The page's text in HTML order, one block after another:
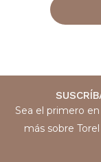
Sea el primero
más sobre